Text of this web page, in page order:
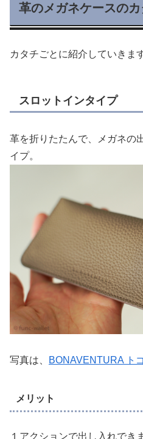
革のメガネケースの
カタチごとに紹介していきます
スロットインタイプ
革を折りたたんで、メガネの
イプ。
写真は、 BONAVENTURA ト
メリット
１アクションで出し入れでき